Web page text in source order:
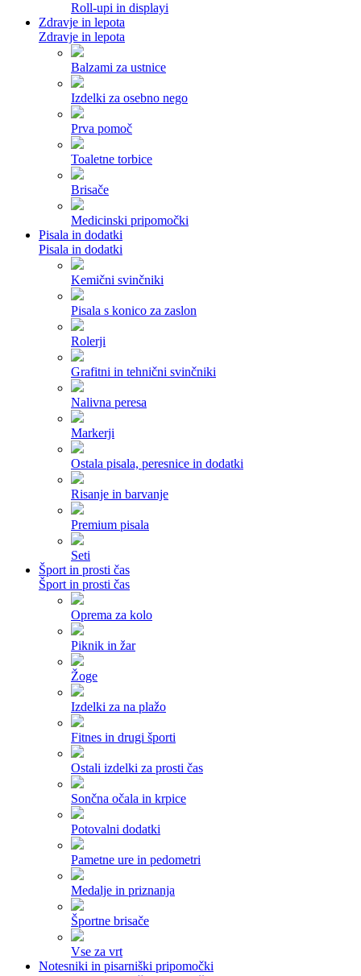
Roll-upi in displayi
Zdravje in lepota
Zdravje in lepota
Balzami za ustnice
Izdelki za osebno nego
Prva pomoč
Toaletne torbice
Brisače
Medicinski pripomočki
Pisala in dodatki
Pisala in dodatki
Kemični svinčniki
Pisala s konico za zaslon
Rolerji
Grafitni in tehnični svinčniki
Nalivna peresa
Markerji
Ostala pisala, peresnice in dodatki
Risanje in barvanje
Premium pisala
Seti
Šport in prosti čas
Šport in prosti čas
Oprema za kolo
Piknik in žar
Žoge
Izdelki za na plažo
Fitnes in drugi športi
Ostali izdelki za prosti čas
Sončna očala in krpice
Potovalni dodatki
Pametne ure in pedometri
Medalje in priznanja
Športne brisače
Vse za vrt
Notesniki in pisarniški pripomočki